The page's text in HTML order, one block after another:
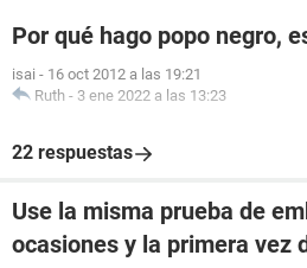
Por qué hago popo negro,
isai - 16 oct 2012 a las 19:21
Ruth - 3 ene 2022 a las 13:23
22 respuestas
Use la misma prueba de
ocasiones y la primera vez